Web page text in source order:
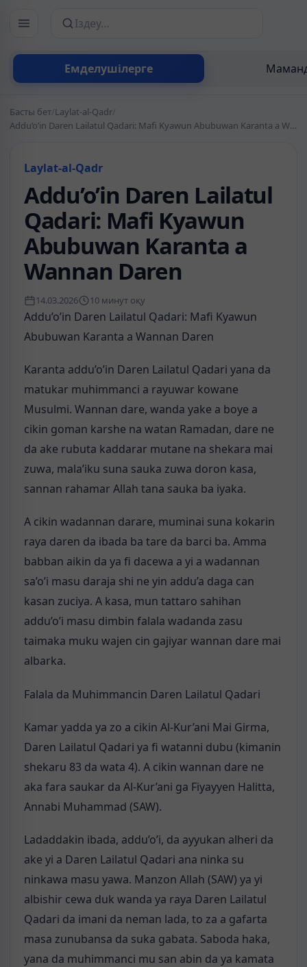
Емделушілерге
Сайттан іздеу
Басты бет/Laylat-al-Qadr/
Addu’o’in Daren Lailatul Qadari: Mafi Kyawun Abubuwan Karanta a Wannan Daren
Laylat-al-Qadr
Addu’o’in Daren Lailatul
Qadari: Mafi Kyawun
Abubuwan Karanta a
Wannan Daren
14.03.2026 10 минут оқу
Addu’o’in Daren Lailatul Qadari: Mafi Kyawun
Abubuwan Karanta a Wannan Daren
Karanta addu’o’in Daren Lailatul Qadari yana da
matukar muhimmanci a rayuwar kowane
Musulmi. Wannan dare, wanda yake a boye a
cikin goman karshe na watan Ramadan, dare ne
da ake rubuta kaddarar mutane na shekara mai
zuwa, mala’iku suna sauka zuwa doron kasa,
sannan rahamar Allah tana sauka ba iyaka.
A cikin wadannan darare, muminai suna kokarin
raya daren da ibada ba tare da barci ba. Amma
babban aikin da ya fi dacewa a yi a wadannan
sa’o’i masu daraja shi ne yin addu’a daga can
kasan zuciya. A kasa, mun tattaro sahihan
addu’o’i masu dimbin falala wadanda zasu
taimaka muku wajen cin gajiyar wannan dare mai
albarka.
Falala da Muhimmancin Daren Lailatul Qadari
Kamar yadda ya zo a cikin Al-Kur’ani Mai Girma,
Daren Lailatul Qadari ya fi watanni dubu (kimanin
shekaru 83 da wata 4). A cikin wannan dare ne
aka fara saukar da Al-Kur’ani ga Fiyayyen Halitta,
Annabi Muhammad (SAW).
Ladaddakin ibada, addu’o’i, da ayyukan alheri da
ake yi a Daren Lailatul Qadari ana ninka su
ninkawa masu yawa. Manzon Allah (SAW) ya yi
albishir cewa duk wanda ya raya Daren Lailatul
Qadari da imani da neman lada, to za a gafarta
masa zunubansa da suka gabata. Saboda haka,
yana da muhimmanci mu san abin da ya kamata